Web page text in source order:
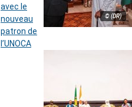
© (DR)
avec le
nouveau
patron de
l’UNOCA